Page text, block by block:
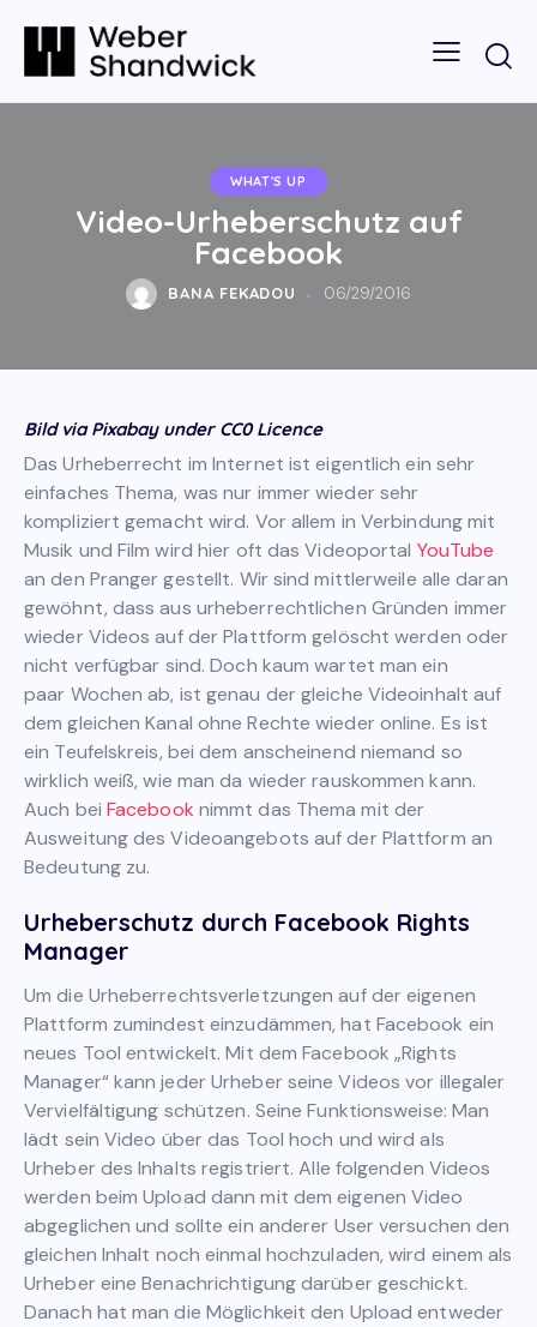
WHAT'S UP
Video-Urheberschutz auf
Facebook
BANA FEKADOU 06/29/2016
Bild via Pixabay under CC0 Licence
Das Urheberrecht im Internet ist eigentlich ein sehr
einfaches Thema, was nur immer wieder sehr
kompliziert gemacht wird. Vor allem in Verbindung mit
Musik und Film wird hier oft das Videoportal YouTube
an den Pranger gestellt. Wir sind mittlerweile alle daran
gewöhnt, dass aus urheberrechtlichen Gründen immer
wieder Videos auf der Plattform gelöscht werden oder
nicht verfügbar sind. Doch kaum wartet man ein
paar Wochen ab, ist genau der gleiche Videoinhalt auf
dem gleichen Kanal ohne Rechte wieder online. Es ist
ein Teufelskreis, bei dem anscheinend niemand so
wirklich weiß, wie man da wieder rauskommen kann.
Auch bei Facebook nimmt das Thema mit der
Ausweitung des Videoangebots auf der Plattform an
Bedeutung zu.
Urheberschutz durch Facebook Rights
Manager
Um die Urheberrechtsverletzungen auf der eigenen
Plattform zumindest einzudämmen, hat Facebook ein
neues Tool entwickelt. Mit dem Facebook „Rights
Manager“ kann jeder Urheber seine Videos vor illegaler
Vervielfältigung schützen. Seine Funktionsweise: Man
lädt sein Video über das Tool hoch und wird als
Urheber des Inhalts registriert. Alle folgenden Videos
werden beim Upload dann mit dem eigenen Video
abgeglichen und sollte ein anderer User versuchen den
gleichen Inhalt noch einmal hochzuladen, wird einem als
Urheber eine Benachrichtigung darüber geschickt.
Danach hat man die Möglichkeit den Upload entweder